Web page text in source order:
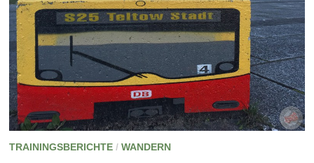
TRAININGSBERICHTE/ WANDERN